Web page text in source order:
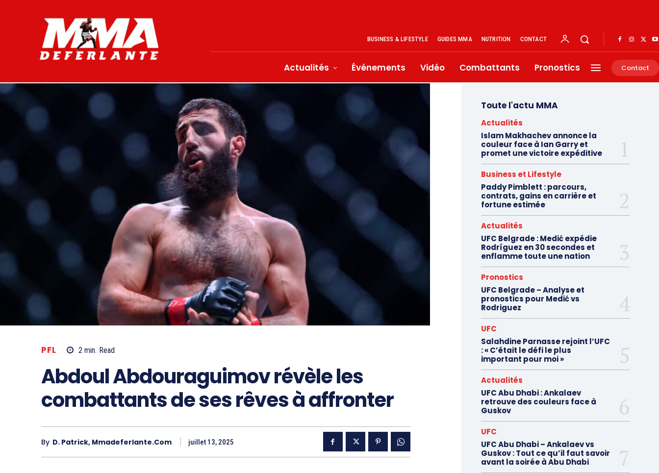
BUSINESS & LIFESTYLE GUIDES MMA NUTRITION CONTACT
Actualités Événements Vidéo Combattants Pronostics Contact
PFL 2 min. Read
Abdoul Abdouraguimov révèle les
combattants de ses rêves à affronter
By D. Patrick, Mmadeferlante.com juillet 13, 2025
Toute l'actu MMA
Actualités
Islam Makhachev annonce la
couleur face à Ian Garry et
promet une victoire expéditive
Business et Lifestyle
Paddy Pimblett : parcours,
contrats, gains en carrière et
fortune estimée
Actualités
UFC Belgrade : Medić expédie
Rodríguez en 30 secondes et
enflamme toute une nation
Pronostics
UFC Belgrade – Analyse et
pronostics pour Medić vs
Rodriguez
UFC
Salahdine Parnasse rejoint l’UFC
: « C’était le défi le plus
important pour moi »
Actualités
UFC Abu Dhabi : Ankalaev
retrouve des couleurs face à
Guskov
UFC
UFC Abu Dhabi – Ankalaev vs
Guskov : Tout ce qu’il faut savoir
avant la soirée à Abu Dhabi